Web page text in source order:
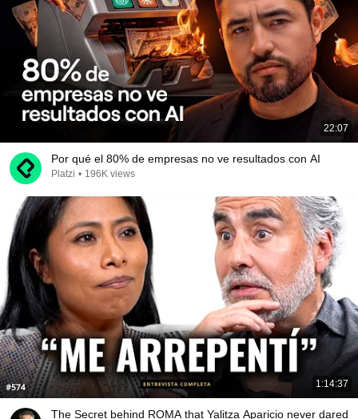
22:07
Por qué el 80% de empresas no ve resultados con AI
Platzi • 196K views
1:14:37
The Secret behind ROMA that Yalitza Aparicio never dared